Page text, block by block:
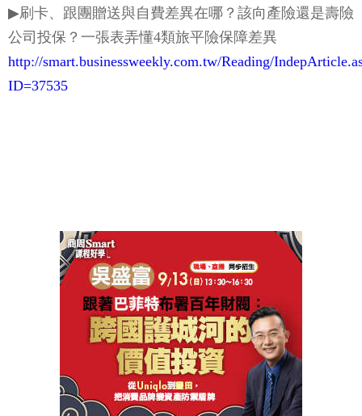
▶刷卡、跟團贈送與自費差異在哪？該向產險還是壽險
公司投保？一張表弄懂4類旅平險保障差異
http://smart.businessweekly.com.tw/Reading/
ID=37535